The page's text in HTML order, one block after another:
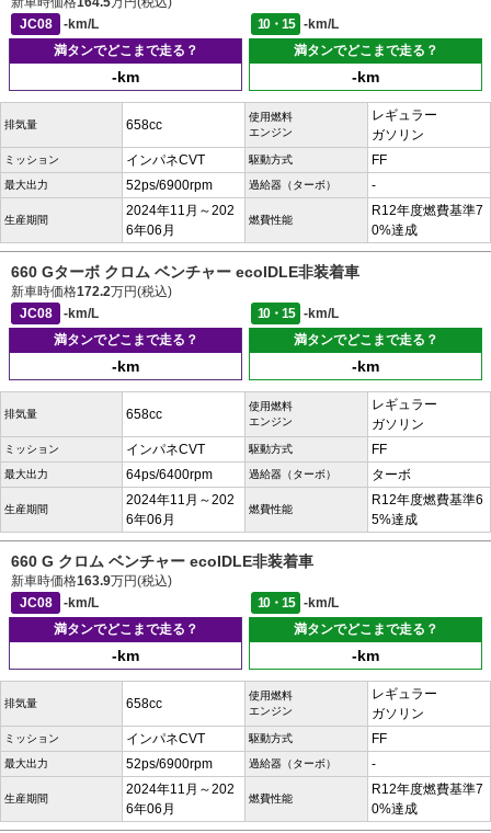
JC08
-km/L 10・15
-km/L
満タンでどこまで走る？
-km
満タンでどこまで走る？
-km
排気量 658cc
使用燃料
エンジン
レギュラー
ガソリン
ミッション インパネCVT 駆動方式 FF
最大出力 52ps/6900rpm 過給器（ターボ） -
生産期間
2024年11月～202
6年06月
燃費性能
R12年度燃費基準7
0%達成
660 Gターボ クロム ベンチャー ecoIDLE非装着車
新車時価格172.2万円(税込)
JC08
-km/L 10・15
-km/L
満タンでどこまで走る？
-km
満タンでどこまで走る？
-km
排気量 658cc
使用燃料
エンジン
レギュラー
ガソリン
ミッション インパネCVT 駆動方式 FF
最大出力 64ps/6400rpm 過給器（ターボ） ターボ
生産期間
2024年11月～202
6年06月
燃費性能
R12年度燃費基準6
5%達成
660 G クロム ベンチャー ecoIDLE非装着車
新車時価格163.9万円(税込)
JC08
-km/L 10・15
-km/L
満タンでどこまで走る？
-km
満タンでどこまで走る？
-km
排気量 658cc
使用燃料
エンジン
レギュラー
ガソリン
ミッション インパネCVT 駆動方式 FF
最大出力 52ps/6900rpm 過給器（ターボ） -
生産期間
2024年11月～202
6年06月
燃費性能
R12年度燃費基準7
0%達成